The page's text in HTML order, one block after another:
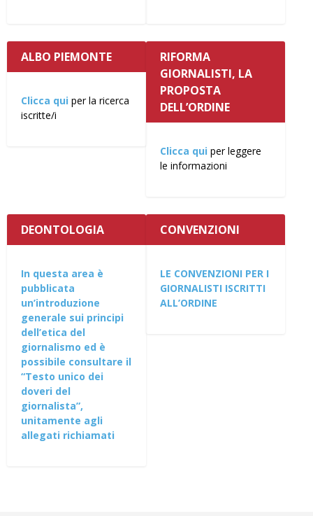
ALBO PIEMONTE
Clicca qui per la ricerca
iscritte/i
RIFORMA
GIORNALISTI, LA
PROPOSTA
DELL’ORDINE
Clicca qui per leggere
le informazioni
DEONTOLOGIA
In questa area è
pubblicata
un’introduzione
generale sui principi
dell’etica del
giornalismo ed è
possibile consultare il
“Testo unico dei
doveri del
giornalista”,
unitamente agli
allegati richiamati
CONVENZIONI
LE CONVENZIONI PER I
GIORNALISTI ISCRITTI
ALL’ORDINE